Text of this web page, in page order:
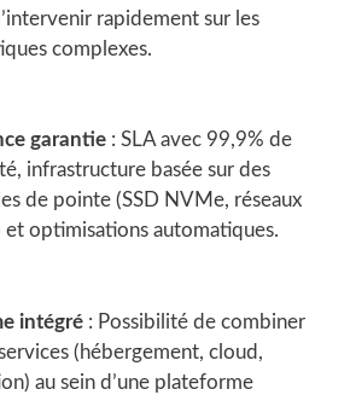
rapidement sur les
complexes.
garantie : SLA avec 99,9% de
infrastructure basée sur des
de pointe (SSD NVMe, réseaux
et optimisations automatiques.
intégré : Possibilité de combiner
(hébergement, cloud,
au sein d’une plateforme